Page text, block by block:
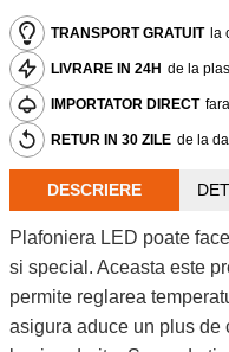
TRANSPORT GRATUIT la
LIVRARE IN 24H de la
IMPORTATOR DIRECT
RETUR IN 30 ZILE de la
DESCRIERE
Plafoniera LED poate
si special. Aceasta este
permite reglarea
asigura aduce un plus de